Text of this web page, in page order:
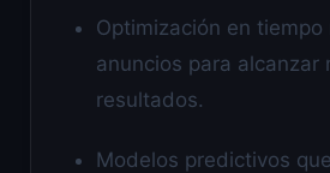
Optimización en tiempo
anuncios para alcanzar
resultados.
Modelos predictivos